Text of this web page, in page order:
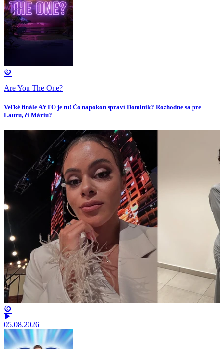
Are You The One?
Veľké finále AYTO je tu! Čo napokon spraví Dominik? Rozhodne sa pre
Lauru, či Máriu?
05.08.2026